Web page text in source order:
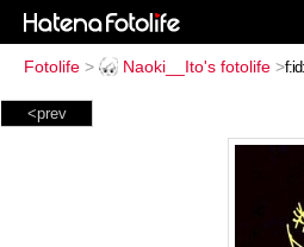
Fotolife > Naoki__Ito's fotolife >
<prev